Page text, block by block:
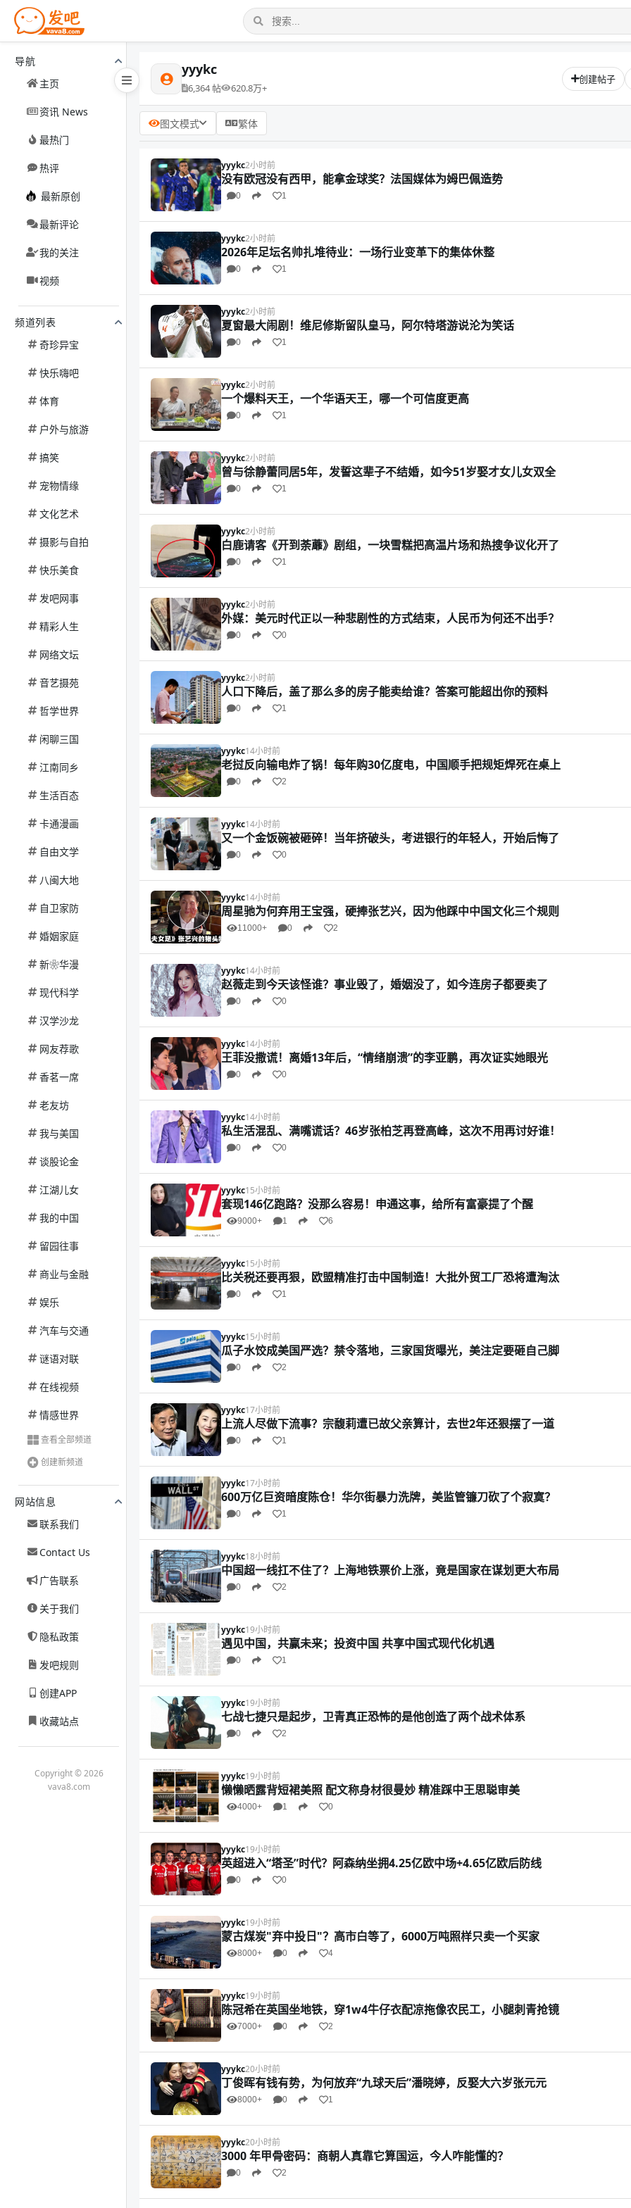
导航
主页
资讯 News
最热门
热评
最新原创
最新评论
我的关注
视频
频道列表
奇珍异宝
快乐嗨吧
体育
户外与旅游
搞笑
宠物情缘
文化艺术
摄影与自拍
快乐美食
发吧网事
精彩人生
网络文坛
音艺摄苑
哲学世界
闲聊三国
江南同乡
生活百态
卡通漫画
自由文学
八闽大地
自卫家防
婚姻家庭
新❀华漫
现代科学
汉学沙龙
网友荐歌
香茗一席
老友坊
我与美国
谈股论金
江湖儿女
我的中国
留园往事
商业与金融
娱乐
汽车与交通
谜语对联
在线视频
情感世界
查看全部频道
创建新频道
网站信息
联系我们
Contact Us
广告联系
关于我们
隐私政策
发吧规则
创建APP
收藏站点
Copyright © 2026
vava8.com
yyykc
6,364 帖 620.8万+
创建帖子
图文模式 繁体
yyykc2小时前
没有欧冠没有西甲，能拿金球奖？法国媒体为姆巴佩造势
0 1
yyykc2小时前
2026年足坛名帅扎堆待业：一场行业变革下的集体休整
0 1
yyykc2小时前
夏窗最大闹剧！维尼修斯留队皇马，阿尔特塔游说沦为笑话
0 1
yyykc2小时前
一个爆料天王，一个华语天王，哪一个可信度更高
0 1
yyykc2小时前
曾与徐静蕾同居5年，发誓这辈子不结婚，如今51岁娶才女儿女双全
0 1
yyykc2小时前
白鹿请客《开到荼蘼》剧组，一块雪糕把高温片场和热搜争议化开了
0 1
yyykc2小时前
外媒：美元时代正以一种悲剧性的方式结束，人民币为何还不出手？
0 0
yyykc2小时前
人口下降后，盖了那么多的房子能卖给谁？答案可能超出你的预料
0 1
yyykc14小时前
老挝反向输电炸了锅！每年购30亿度电，中国顺手把规矩焊死在桌上
0 2
yyykc14小时前
又一个金饭碗被砸碎！当年挤破头，考进银行的年轻人，开始后悔了
0 0
yyykc14小时前
周星驰为何弃用王宝强，硬捧张艺兴，因为他踩中中国文化三个规则
11000+ 0 2
yyykc14小时前
赵薇走到今天该怪谁？事业毁了，婚姻没了，如今连房子都要卖了
0 0
yyykc14小时前
王菲没撒谎！离婚13年后，“情绪崩溃”的李亚鹏，再次证实她眼光
0 0
yyykc14小时前
私生活混乱、满嘴谎话？46岁张柏芝再登高峰，这次不用再讨好谁！
0 0
yyykc15小时前
套现146亿跑路？没那么容易！申通这事，给所有富豪提了个醒
9000+ 1 6
yyykc15小时前
比关税还要再狠，欧盟精准打击中国制造！大批外贸工厂恐将遭淘汰
0 1
yyykc15小时前
瓜子水饺成美国严选？禁令落地，三家国货曝光，美注定要砸自己脚
0 2
yyykc17小时前
上流人尽做下流事？宗馥莉遭已故父亲算计，去世2年还狠摆了一道
0 1
yyykc17小时前
600万亿巨资暗度陈仓！华尔街暴力洗牌，美监管镰刀砍了个寂寞？
0 1
yyykc18小时前
中国超一线扛不住了？上海地铁票价上涨，竟是国家在谋划更大布局
0 2
yyykc19小时前
遇见中国，共赢未来；投资中国‍ 共享中国式现代化机遇
0 1
yyykc19小时前
七战七捷只是起步，卫青真正恐怖的是他创造了两个战术体系
0 2
yyykc19小时前
懒懒晒露背短裙美照 配文称身材很曼妙 精准踩中王思聪审美
4000+ 1 0
yyykc19小时前
英超进入“塔圣”时代？阿森纳坐拥4.25亿欧中场+4.65亿欧后防线
0 0
yyykc19小时前
蒙古煤炭"弃中投日"？高市白等了，6000万吨照样只卖一个买家
8000+ 0 4
yyykc19小时前
陈冠希在英国坐地铁，穿1w4牛仔衣配凉拖像农民工，小腿刺青抢镜
7000+ 0 2
yyykc20小时前
丁俊晖有钱有势，为何放弃“九球天后”潘晓婷，反娶大六岁张元元
8000+ 0 1
yyykc20小时前
3000 年甲骨密码：商朝人真靠它算国运，今人咋能懂的？
0 2